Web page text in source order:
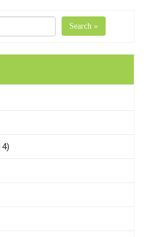
Search »